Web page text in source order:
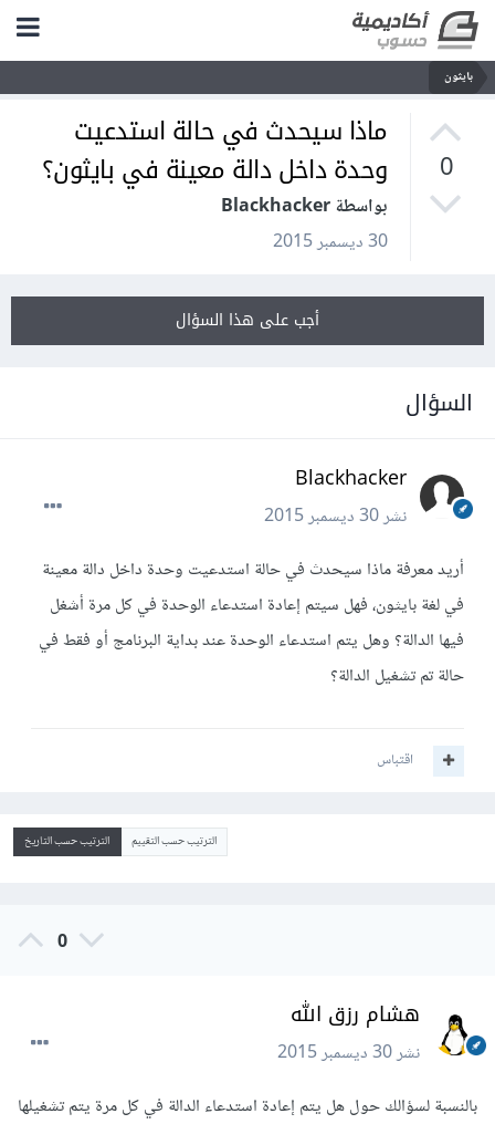
بايثون
0
ماذا سيحدث في حالة استدعيت
وحدة داخل دالة معينة في بايثون؟
بواسطة Blackhacker
30 ديسمبر 2015
أجب على هذا السؤال
السؤال
Blackhacker
نشر30 ديسمبر 2015
أريد معرفة ماذا سيحدث في حالة استدعيت وحدة داخل دالة معينة
في لغة بايثون، فهل سيتم إعادة استدعاء الوحدة في كل مرة أشغل
فيها الدالة؟ وهل يتم استدعاء الوحدة عند بداية البرنامج أو فقط في
حالة تم تشغيل الدالة؟
اقتباس
الترتيب حسب التقييم الترتيب حسب التاريخ
0
هشام رزق الله
نشر30 ديسمبر 2015
بالنسبة لسؤالك حول هل يتم إعادة استدعاء الدالة في كل مرة يتم تشغيلها